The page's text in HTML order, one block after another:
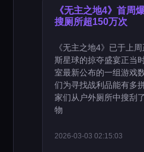
《无主之地4》首周
搜厕所超150万次
《无主之地4》已于上
斯星球的掠夺盛宴正当
室最新公布的一组游戏
们为寻找战利品能有多
家们从户外厕所中搜刮
物
2026-03-03 02:15:03